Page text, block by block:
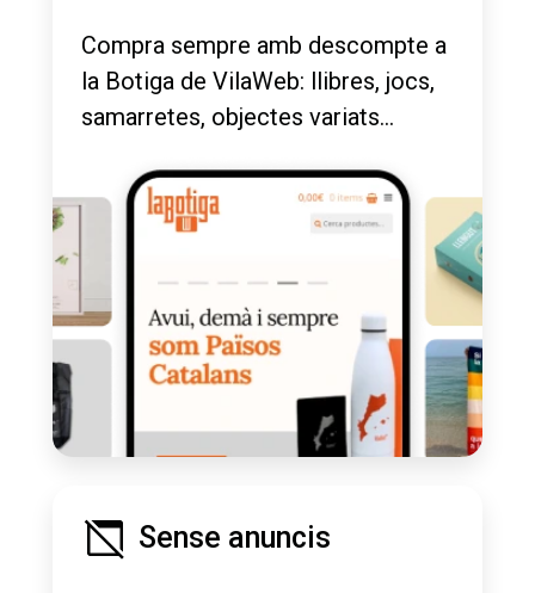
Compra sempre amb descompte a
la Botiga de VilaWeb: llibres, jocs,
samarretes, objectes variats...
Sense anuncis